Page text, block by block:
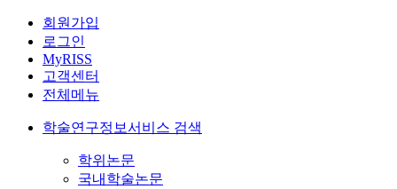
회원가입
로그인
MyRISS
고객센터
전체메뉴
학술연구정보서비스 검색
학위논문
국내학술논문